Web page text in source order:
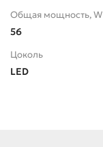
Общая мощность, W
56
Цоколь
LED